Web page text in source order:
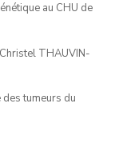
au CHU de
THAUVIN-
tumeurs du